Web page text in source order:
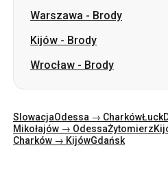
SlowacjaOdessa → Charków
Charków → KijówGdańsk
Kategorie